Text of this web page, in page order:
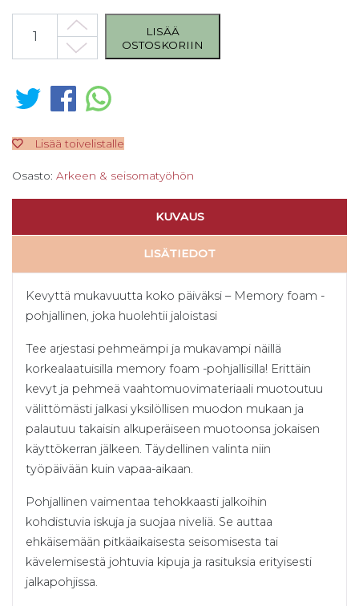
Bergal Sensation pohjallinen koko 41 määrä
LISÄÄ
OSTOSKORIIN
Lisää toivelistalle
Osasto: Arkeen & seisomatyöhön
KUVAUS
LISÄTIEDOT
Kevyttä mukavuutta koko päiväksi – Memory foam -
pohjallinen, joka huolehtii jaloistasi
Tee arjestasi pehmeämpi ja mukavampi näillä
korkealaatuisilla memory foam -pohjallisilla! Erittäin
kevyt ja pehmeä vaahtomuovimateriaali muotoutuu
välittömästi jalkasi yksilöllisen muodon mukaan ja
palautuu takaisin alkuperäiseen muotoonsa jokaisen
käyttökerran jälkeen. Täydellinen valinta niin
työpäivään kuin vapaa-aikaan.
Pohjallinen vaimentaa tehokkaasti jalkoihin
kohdistuvia iskuja ja suojaa niveliä. Se auttaa
ehkäisemään pitkäaikaisesta seisomisesta tai
kävelemisestä johtuvia kipuja ja rasituksia erityisesti
jalkapohjissa.